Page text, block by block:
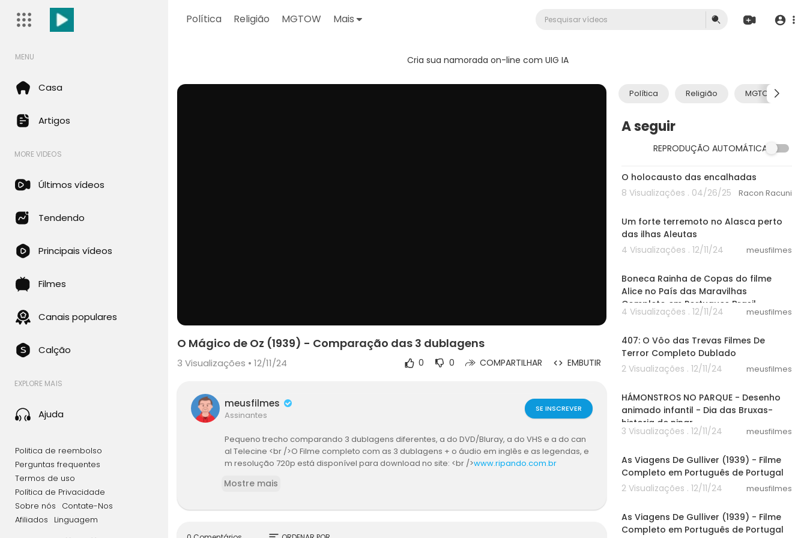
Política Religião MGTOW Mais
MENU
Casa
Artigos
MORE VIDEOS
Últimos vídeos
Tendendo
Principais vídeos
Filmes
Canais populares
Calção
EXPLORE MAIS
Ajuda
Politica de reembolso
Perguntas frequentes
Termos de uso
Política de Privacidade
Sobre nós
Contate-Nos
Afiliados
Linguagem
Cria sua namorada on-line com UIG IA
Política Religião MGTOW
A seguir
REPRODUÇÃO AUTOMÁTICA
00:00
O holocausto das encalhadas
8 Visualizações . 04/26/25
Racon Racuni
Um forte terremoto no Alasca perto
das ilhas Aleutas
4 Visualizações . 12/11/24
meusfilmes
Boneca Rainha de Copas do filme
Alice no País das Maravilhas
Completo em Portugues Brasil
4 Visualizações . 12/11/24 meusfilmes
407: O Vôo das Trevas Filmes De
Terror Completo Dublado
2 Visualizações . 12/11/24
meusfilmes
HÁMONSTROS NO PARQUE - Desenho
animado infantil - Dia das Bruxas-
historia de ninar
3 Visualizações . 12/11/24 meusfilmes
As Viagens De Gulliver (1939) - Filme
Completo em Português de Portugal
2 Visualizações . 12/11/24
meusfilmes
As Viagens De Gulliver (1939) - Filme
Completo em Português de Portugal
O Mágico de Oz (1939) - Comparação das 3 dublagens
3 Visualizações • 12/11/24 0 0 COMPARTILHAR EMBUTIR
meusfilmes
Assinantes
SE INSCREVER
Pequeno trecho comparando 3 dublagens diferentes, a do DVD/Bluray, a do VHS e a do can
al Telecine <br />O Filme completo com as 3 dublagens + o áudio em inglês e as legendas, e
m resolução 720p está disponível para download no site: <br />www.ripando.com.br
Mostre mais